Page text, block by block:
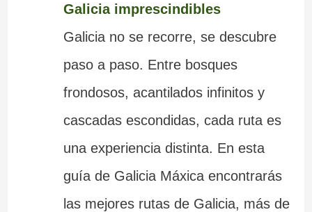
Galicia imprescindibles
Galicia no se recorre, se descubre
paso a paso. Entre bosques
frondosos, acantilados infinitos y
cascadas escondidas, cada ruta es
una experiencia distinta. En esta
guía de Galicia Máxica encontrarás
las mejores rutas de Galicia, más de